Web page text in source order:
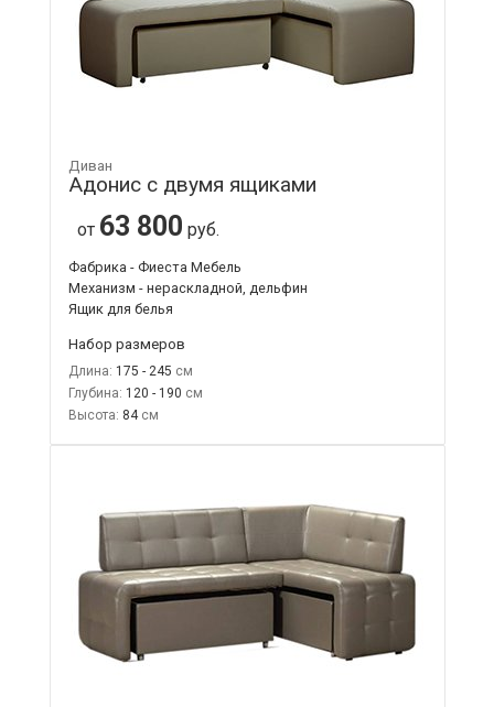
Диван
Адонис с двумя ящиками
от 63 800 руб.
Фабрика - Фиеста Мебель
Механизм - нераскладной, дельфин
Ящик для белья
Набор размеров
Длина: 175 - 245
Глубина: 120 - 190
Высота: 84